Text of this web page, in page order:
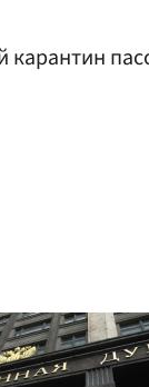
карантин